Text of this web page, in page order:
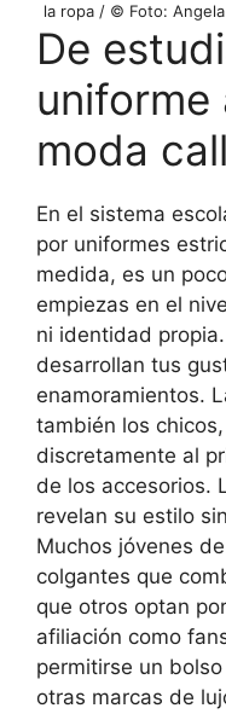
la ropa / © Foto:
De
uniforme
moda
En el sistema
por uniformes
medida, es un
empiezas en el
ni identidad
desarrollan tus
enamoramientos.
también los
discretamente al
de los accesorios.
revelan su estilo
Muchos jóvenes
colgantes que
que otros optan
afiliación como
permitirse un
otras marcas de